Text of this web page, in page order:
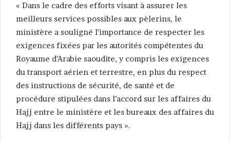
« Dans le cadre des efforts visant à assurer les
meilleurs services possibles aux pèlerins, le
ministère a souligné l’importance de respecter les
exigences fixées par les autorités compétentes du
Royaume d’Arabie saoudite, y compris les exigences
du transport aérien et terrestre, en plus du respect
des instructions de sécurité, de santé et de
procédure stipulées dans l’accord sur les affaires du
Hajj entre le ministère et les bureaux des affaires du
Hajj dans les différents pays ».